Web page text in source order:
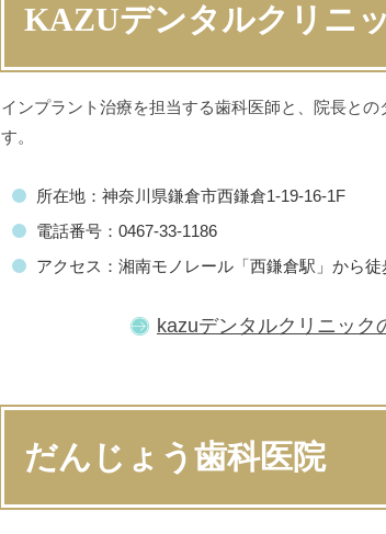
KAZUデンタルクリニ
インプラント治療を担当する歯科医師と、院長と
す。
所在地：神奈川県鎌倉市西鎌倉1-19-16-1F
電話番号：0467-33-1186
アクセス：湘南モノレール「西鎌倉駅」から徒
kazuデンタルクリニック
だんじょう歯科医院